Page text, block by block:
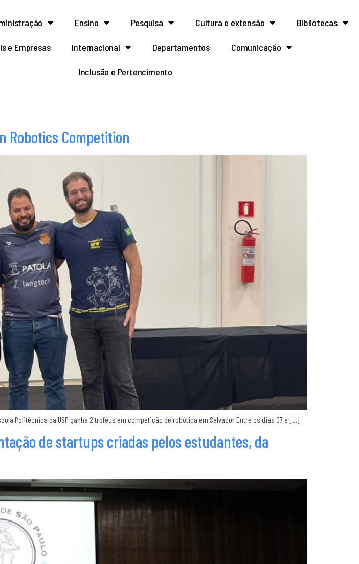
Ensino Pesquisa Cultura e extensão Bibliotecas
e Empresas Internacional Departamentos Comunicação
Inclusão e Pertencimento
Robotics Competition
Politécnica da USP ganha 2 troféus em competição de robótica em Salvador Entre os dias 07 e […]
de startups criadas pelos estudantes, da